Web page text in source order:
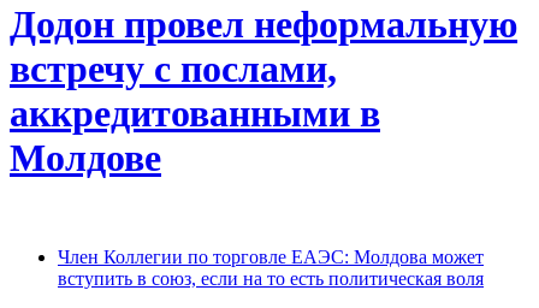
Додон провел неформальную
встречу с послами,
аккредитованными в
Молдове
Член Коллегии по торговле ЕАЭС: Молдова может
вступить в союз, если на то есть политическая воля